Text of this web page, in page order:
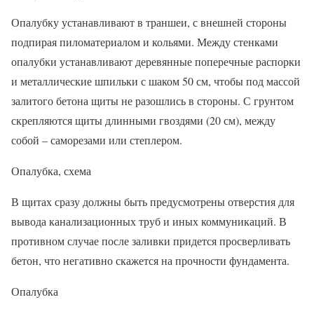
Опалубку устанавливают в траншеи, с внешней стороны
подпирая пиломатериалом и кольями. Между стенками
опалубки устанавливают деревянные поперечные распорки
и металлические шпильки с шаком 50 см, чтобы под массой
залитого бетона щиты не разошлись в стороны. С грунтом
скрепляются щиты длинными гвоздями (20 см), между
собой – саморезами или степлером.
Опалубка, схема
В щитах сразу должны быть предусмотрены отверстия для
вывода канализационных труб и иных коммуникаций. В
противном случае после заливки придется просверливать
бетон, что негативно скажется на прочности фундамента.
Опалубка